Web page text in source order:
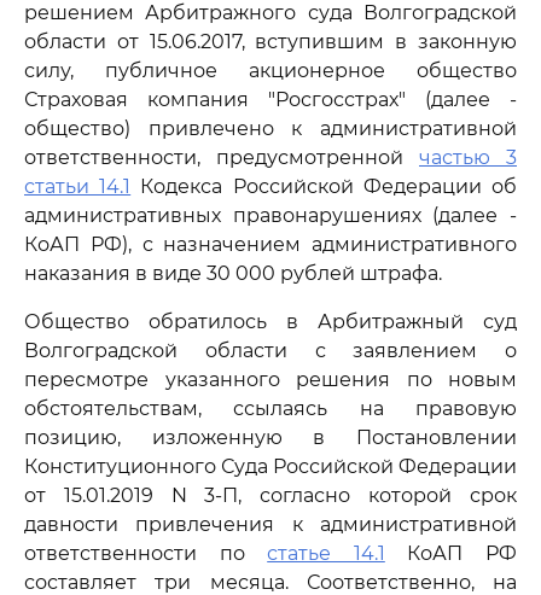
решением Арбитражного суда Волгоградской
области от 15.06.2017, вступившим в законную
силу, публичное акционерное общество
Страховая компания "Росгосстрах" (далее -
общество) привлечено к административной
ответственности, предусмотренной частью 3
статьи 14.1 Кодекса Российской Федерации об
административных правонарушениях (далее -
КоАП РФ), с назначением административного
наказания в виде 30 000 рублей штрафа.
Общество обратилось в Арбитражный суд
Волгоградской области с заявлением о
пересмотре указанного решения по новым
обстоятельствам, ссылаясь на правовую
позицию, изложенную в Постановлении
Конституционного Суда Российской Федерации
от 15.01.2019 N 3-П, согласно которой срок
давности привлечения к административной
ответственности постатье 14.1 КоАП РФ
составляет три месяца. Соответственно, на